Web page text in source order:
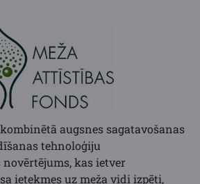
augsnes sagatavošanas
tehnoloģiju
kas ietver
ietekmes uz meža vidi izpēti,